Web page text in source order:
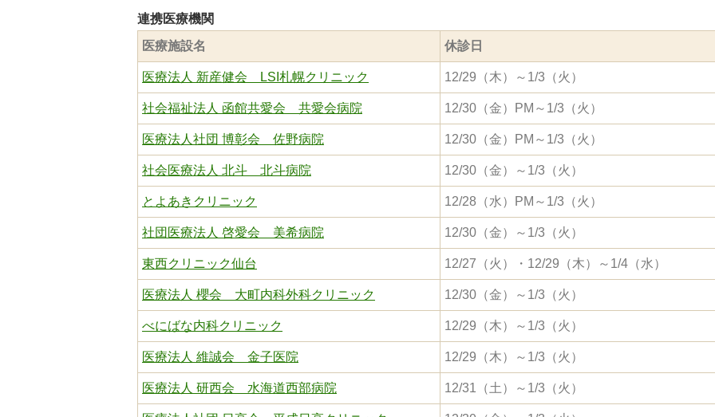
連携医療機関
医療施設名
休診日
医療法人 新産健会 LSI札幌クリニック 12/29（木）～1/3（火）
社会福祉法人 函館共愛会 共愛会病院 12/30（金）PM～1/3（火）
医療法人社団 博彰会 佐野病院 12/30（金）PM～1/3（火）
社会医療法人 北斗 北斗病院 12/30（金）～1/3（火）
とよあきクリニック 12/28（水）PM～1/3（火）
社団医療法人 啓愛会 美希病院 12/30（金）～1/3（火）
東西クリニック仙台 12/27（火）・12/29（木）～1/4（水）
医療法人 櫻会 大町内科外科クリニック 12/30（金）～1/3（火）
べにばな内科クリニック 12/29（木）～1/3（火）
医療法人 維誠会 金子医院 12/29（木）～1/3（火）
医療法人 研西会 水海道西部病院 12/31（土）～1/3（火）